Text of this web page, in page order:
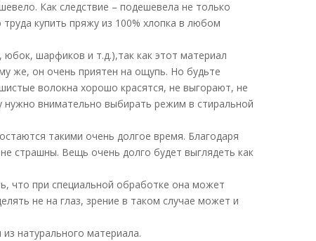
Как следствие – подешевела не только
купить пряжу из 100% хлопка в любом
шарфиков и т.д.),так как этот материал
же, он очень приятен на ощупь. Но будьте
волокна хорошо красятся, не выгорают, не
нужно внимательно выбирать режим в стиральной
такими очень долгое время. Благодаря
страшны. Вещь очень долго будет выглядеть как
что при специальной обработке она может
не на глаз, зрение в таком случае может и
натурального материала.